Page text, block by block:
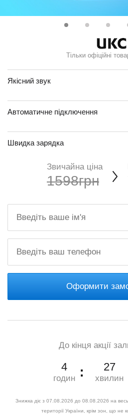
Тільки офіційні
Якісний звук
Автоматичне підключення
Швидка зарядка
Звичайна ціна
1598грн
Оформити
До кінця акції
4
годин
27
хвилин
Знижка діє з 07.08.2026 до 08.08.2026 на весь
території України, крім зон, що